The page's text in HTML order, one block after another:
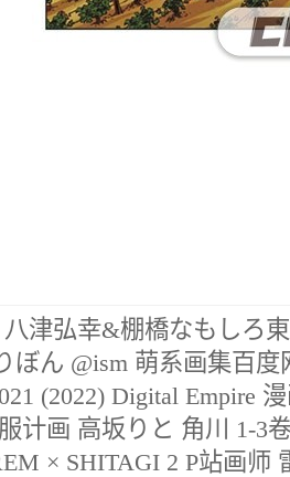
ぼん @ism 萌系画集百度